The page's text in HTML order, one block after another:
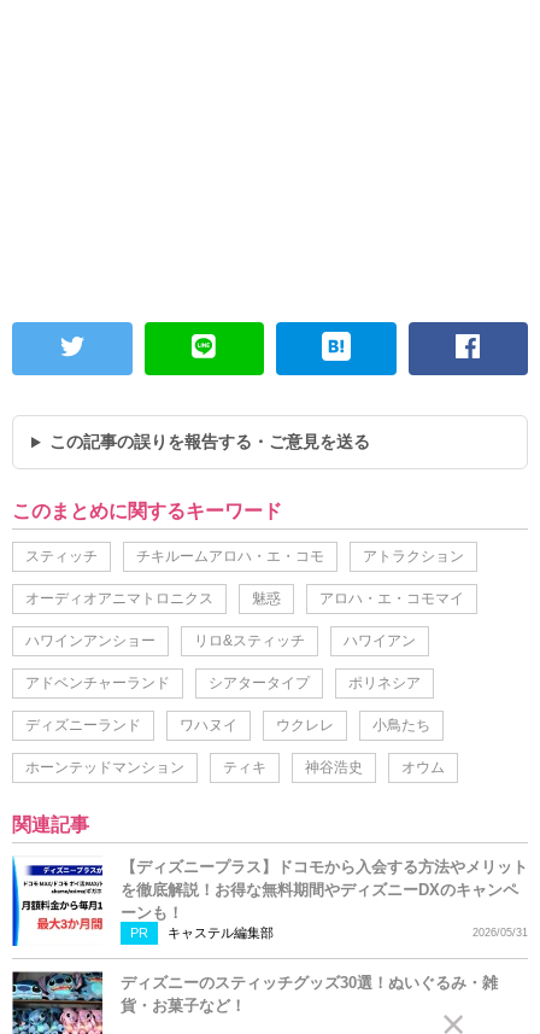
この記事の誤りを報告する・ご意見を送る
このまとめに関するキーワード
スティッチ チキルームアロハ・エ・コモ アトラクション
オーディオアニマトロニクス 魅惑 アロハ・エ・コモマイ
ハワインアンショー リロ&スティッチ ハワイアン
アドベンチャーランド シアタータイプ ポリネシア
ディズニーランド ワハヌイ ウクレレ 小鳥たち
ホーンテッドマンション ティキ 神谷浩史 オウム
関連記事
【ディズニープラス】ドコモから入会する方法やメリット
を徹底解説！お得な無料期間やディズニーDXのキャンペ
ーンも！
PR キャステル編集部 2026/05/31
ディズニーのスティッチグッズ30選！ぬいぐるみ・雑
貨・お菓子など！